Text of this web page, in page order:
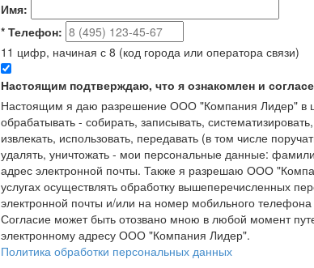
Имя:
* Телефон:
11 цифр, начиная с 8 (код города или оператора связи)
Настоящим подтверждаю, что я ознакомлен и
Настоящим я даю разрешение ООО "Компания Лидер" в
обрабатывать - собирать, записывать,
извлекать, использовать, передавать (в том числе
удалять, уничтожать - мои персональные данные:
адрес электронной почты. Также я разрешаю ООО
услугах осуществлять обработку вышеперечисленных
электронной почты и/или на номер мобильного
Согласие может быть отозвано мною в любой момент
электронному адресу ООО "Компания Лидер".
Политика обработки персональных данных